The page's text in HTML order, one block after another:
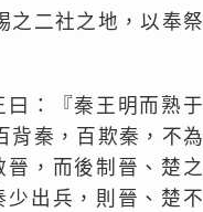
之二社之地，以奉祭
：『秦王明而熟于
背秦，百欺秦，不為
，而後制晉、楚之
出兵，則晉、楚不